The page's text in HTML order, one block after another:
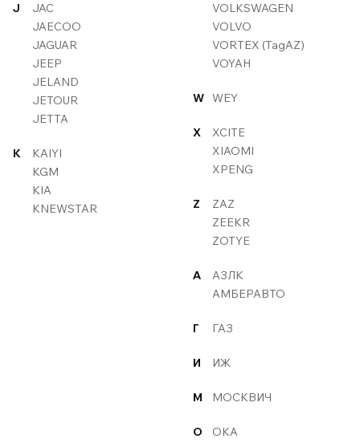
J
JAC
JAECOO
JAGUAR
JEEP
JELAND
JETOUR
JETTA
K
KAIYI
KGM
KIA
KNEWSTAR
VOLKSWAGEN
VOLVO
VORTEX (TagAZ)
VOYAH
W WEY
X
XCITE
XIAOMI
XPENG
Z
ZAZ
ZEEKR
ZOTYE
А
АЗЛК
АМБЕРАВТО
Г ГАЗ
И ИЖ
М МОСКВИЧ
О ОКА